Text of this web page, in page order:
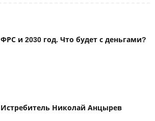
ФРС и 2030 год. Что будет с деньгами?
Истребитель Николай Анцырев